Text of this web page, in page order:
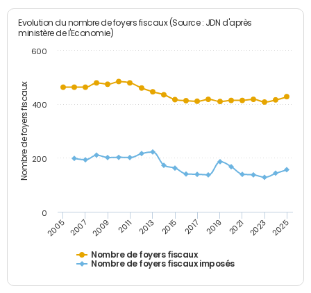
Nombre de foyers fiscaux
Evolution du nombre de foyers fiscaux (Source : JDN d'après
ministère de l'Economie)
Nombre de foyers fiscaux
Nombre de foyers fiscaux imposés
2005 2007 2009 2011 2013 2015 2017 2019 2021 2023 2025
0
200
400
600